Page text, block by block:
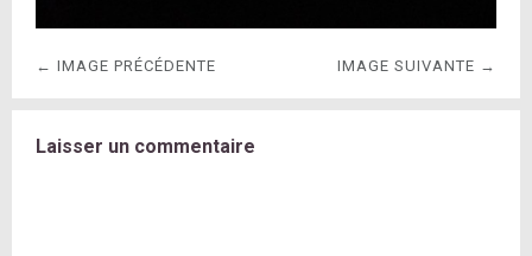
← IMAGE PRÉCÉDENTE IMAGE SUIVANTE →
Laisser un commentaire